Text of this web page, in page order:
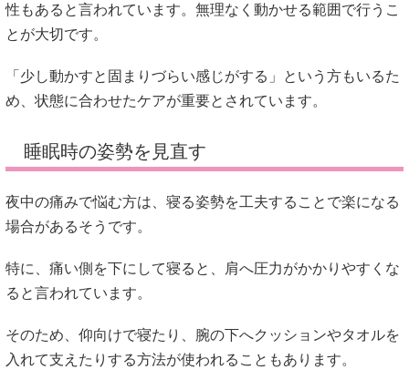
性もあると言われています。無理なく動かせる範囲で行うこ
とが大切です。
「少し動かすと固まりづらい感じがする」という方もいるた
め、状態に合わせたケアが重要とされています。
睡眠時の姿勢を見直す
夜中の痛みで悩む方は、寝る姿勢を工夫することで楽になる
場合があるそうです。
特に、痛い側を下にして寝ると、肩へ圧力がかかりやすくな
ると言われています。
そのため、仰向けで寝たり、腕の下へクッションやタオルを
入れて支えたりする方法が使われることもあります。